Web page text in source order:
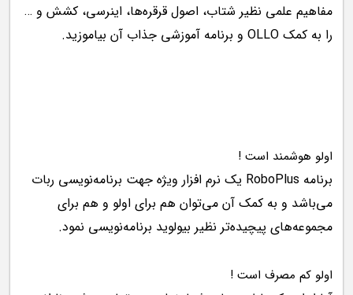
مفاهیم علمی نظیر شتاب، اصول قرقره‌ها، اینرسی، کشش و …
را به کمک OLLO و برنامه آموزشی جذاب آن بیاموزید.
اولو هوشمند است !
برنامه RoboPlus یک نرم افزار ویژه جهت برنامه‌نویسی ربات
می‌باشد و به کمک آن می‌توان هم برای اولو و هم برای
مجموعه‌های پیچیده‌تر نظیر بیولوید برنامه‌نویسی نمود.
اولو کم مصرف است !